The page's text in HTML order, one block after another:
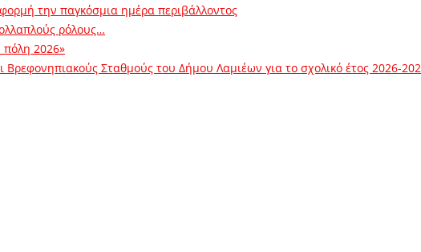
την παγκόσμια ημέρα περιβάλλοντος
ρόλους…
πόλη 2026»
Σταθμούς του Δήμου Λαμιέων για το σχολικό έτος 2026-